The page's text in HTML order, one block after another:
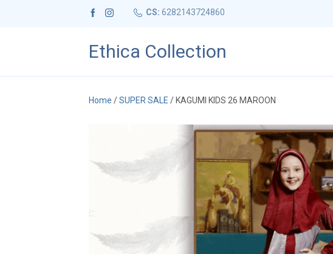
CS: 6282143724860
Ethica Collection
Home /SUPER SALE / KAGUMI KIDS 26 MAROON